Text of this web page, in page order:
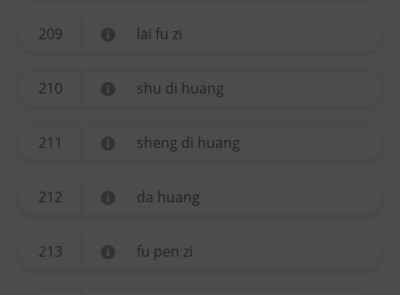
209 lai fu zi
210 shu di huang
211 sheng di huang
212 da huang
213 fu pen zi